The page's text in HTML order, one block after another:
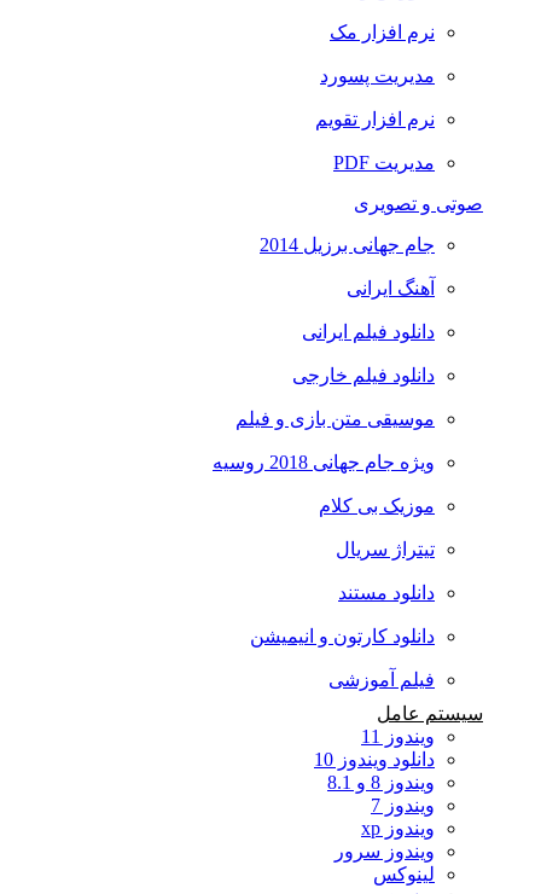
نرم افزار مک
مدیریت پسورد
نرم افزار تقویم
مدیریت PDF
صوتی و تصویری
جام جهانی برزیل 2014
آهنگ ایرانی
دانلود فیلم ایرانی
دانلود فیلم خارجی
موسیقی متن بازی و فیلم
ویژه جام جهانی 2018 روسیه
موزیک بی کلام
تیتراژ سریال
دانلود مستند
دانلود کارتون و انیمیشن
فیلم آموزشی
سیستم عامل
ویندوز 11
دانلود ویندوز 10
ویندوز 8 و 8.1
ویندوز 7
ویندوز xp
ویندوز سرور
لینوکس